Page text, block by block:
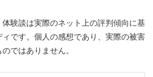
験談は実際のネット上の評判傾向に基
です。個人の感想であり、実際の被害
ではありません。